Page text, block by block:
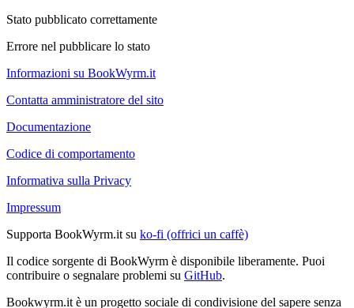
Stato pubblicato correttamente
Errore nel pubblicare lo stato
Informazioni su BookWyrm.it
Contatta amministratore del sito
Documentazione
Codice di comportamento
Informativa sulla Privacy
Impressum
Supporta BookWyrm.it su ko-fi (offrici un caffè)
Il codice sorgente di BookWyrm è disponibile liberamente. Puoi
contribuire o segnalare problemi su GitHub.
Bookwyrm.it è un progetto sociale di condivisione del sapere senza